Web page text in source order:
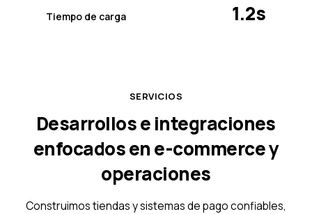
Tiempo de carga 1.2s
SERVICIOS
Desarrollos e integraciones
enfocados en e-commerce y
operaciones
Construimos tiendas y sistemas de pago confiables,